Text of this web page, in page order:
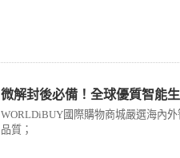
微解封後必備！全球優質智能
WORLDiBUY國際購物商城嚴選海內
品質；